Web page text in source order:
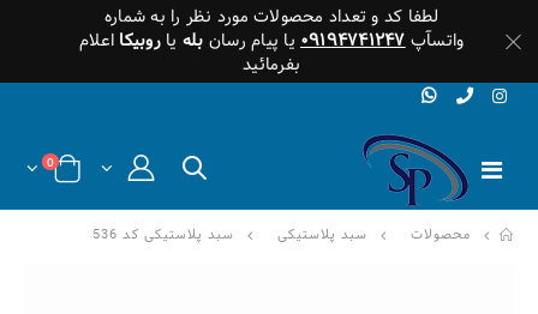
لطفا کد و تعداد محصولات مورد نظر را به شماره
واتسآپ۰۹۱۹۴۷۴۱۲۴۷ یا پیام رسان بله یاروبیکا اعلام
بفرمائید
0
محصولات سبد پلاستیکی سبد پلاستیکی کد 536